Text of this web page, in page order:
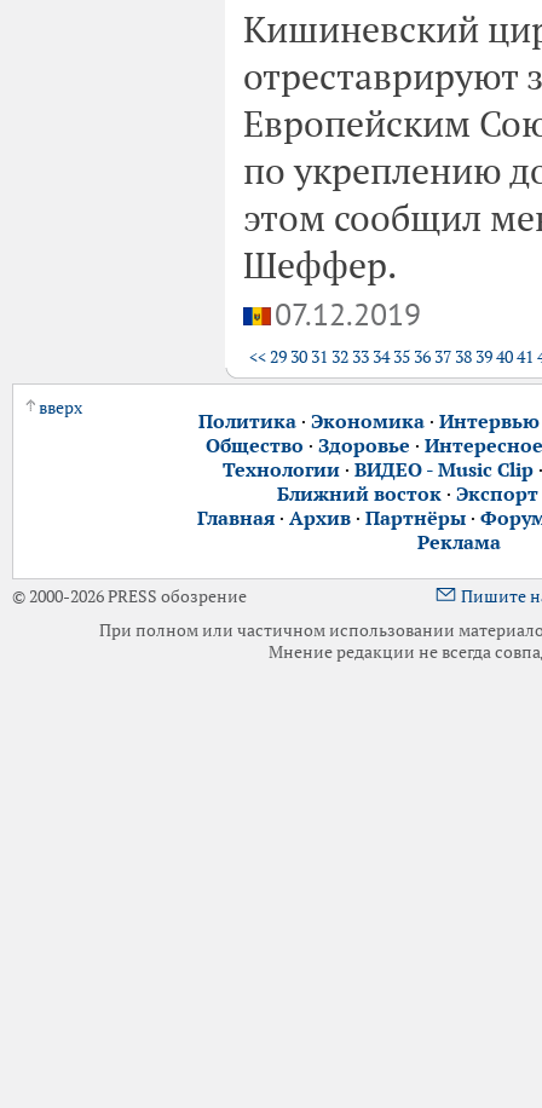
Кишиневский
отреставрируют
Европейским
по укреплению
этом сообщил
Шеффер.
07.12.2019
<<29 30 31 32 33 34 35 36 37 38 394041
вверх
Политика· Экономика· Интервью
Общество · Здоровье · Интересное
Технологии· ВИДЕО - Music Clip
Ближний восток ·
Главная· Архив· Партнёры·
Реклама
© 2000-2026 PRESS обозрение
Пишите
При полном или частичном использовании
Мнение редакции не всегда